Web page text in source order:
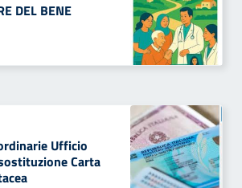
DEL BENE
Ufficio
Carta